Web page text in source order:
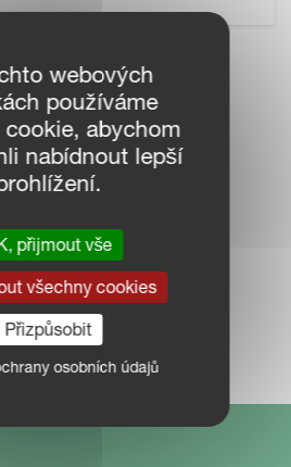
VE
OKOLÍ
PRODEJCŮ
webových
používáme
abychom
nabídnout lepší
přijmout vše
všechny cookies
Přizpůsobit
osobních údajů